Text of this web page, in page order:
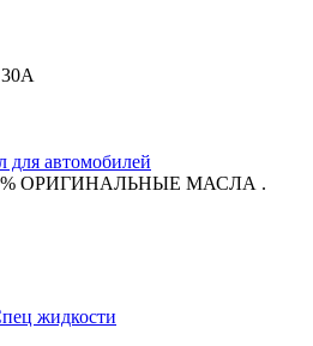
ОРИГИНАЛЬНЫЕ МАСЛА .
жидкости